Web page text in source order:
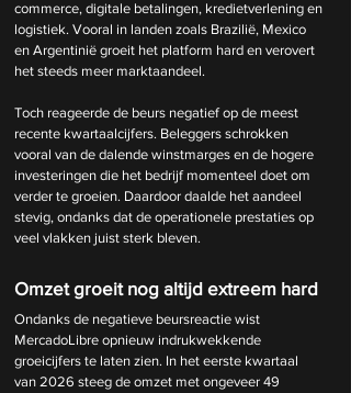
commerce, digitale betalingen, kredietverlening en
logistiek. Vooral in landen zoals Brazilië, Mexico
en Argentinië groeit het platform hard en verovert
het steeds meer marktaandeel.
Toch reageerde de beurs negatief op de meest
recente kwartaalcijfers. Beleggers schrokken
vooral van de dalende winstmarges en de hogere
investeringen die het bedrijf momenteel doet om
verder te groeien. Daardoor daalde het aandeel
stevig, ondanks dat de operationele prestaties op
veel vlakken juist sterk bleven.
Omzet groeit nog altijd extreem hard
Ondanks de negatieve beursreactie wist
MercadoLibre opnieuw indrukwekkende
groeicijfers te laten zien. In het eerste kwartaal
van 2026 steeg de omzet met ongeveer 49